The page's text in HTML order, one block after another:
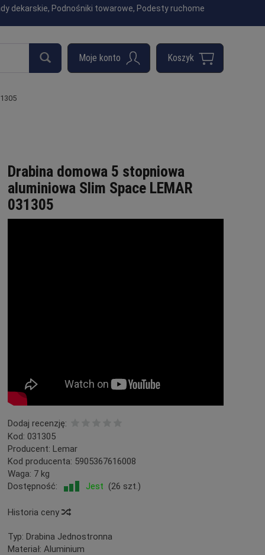
dekarskie, Podnośniki towarowe, Podesty ruchome
Drabina domowa 5 stopniowa
aluminiowa Slim Space LEMAR
031305
Dodaj recenzję:
Kod: 031305
Producent: Lemar
Kod producenta: 5905367616008
Waga: 7 kg
Dostępność:
Jest (26 szt.)
Historia ceny
Typ: Drabina Jednostronna
Materiał: Aluminium